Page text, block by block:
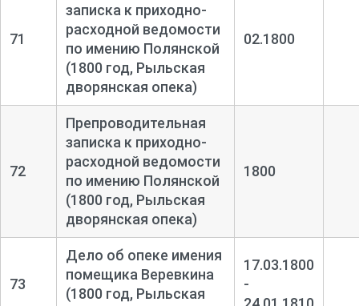
71
записка к приходно-
расходной ведомости
по имению Полянской
(1800 год, Рыльская
дворянская опека)
02.1800
72
Препроводительная
записка к приходно-
расходной ведомости
по имению Полянской
(1800 год, Рыльская
дворянская опека)
1800
73
Дело об опеке имения
помещика Веревкина
(1800 год, Рыльская
17.03.1800
-